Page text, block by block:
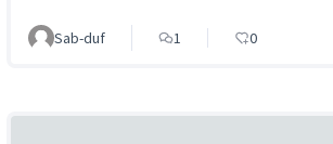
Sab-duf 1 0